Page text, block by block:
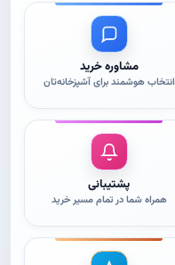
مشاوره خرید
انتخاب هوشمند برای آشپزخانه‌تان
پشتیبانی
همراه شما در تمام مسیر خرید